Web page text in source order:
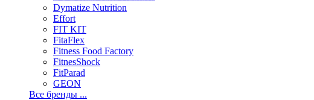
Dymatize Nutrition
Effort
FIT KIT
FitaFlex
Fitness Food Factory
FitnesShock
FitParad
GEON
Все бренды ...